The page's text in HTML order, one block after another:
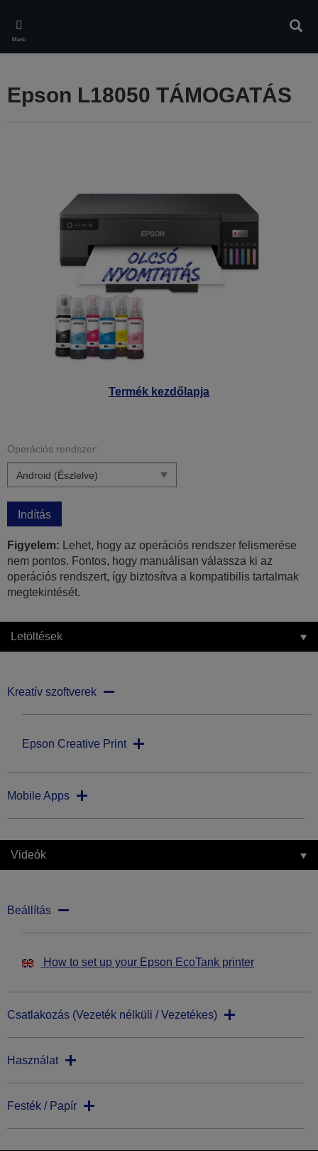
main
content
Menü
Termék kezdőlapja
Epson L18050 TÁMOGATÁS
Operációs rendszer:
Indítás
Figyelem: Lehet, hogy az operációs rendszer felismerése
nem pontos. Fontos, hogy manuálisan válassza ki az
operációs rendszert, így biztosítva a kompatibilis tartalmak
megtekintését.
Letöltések
Kreatív szoftverek
Epson Creative Print
Mobile Apps
Videók
Beállítás
How to set up your Epson EcoTank printer
Csatlakozás (Vezeték nélküli / Vezetékes)
Használat
Festék / Papír